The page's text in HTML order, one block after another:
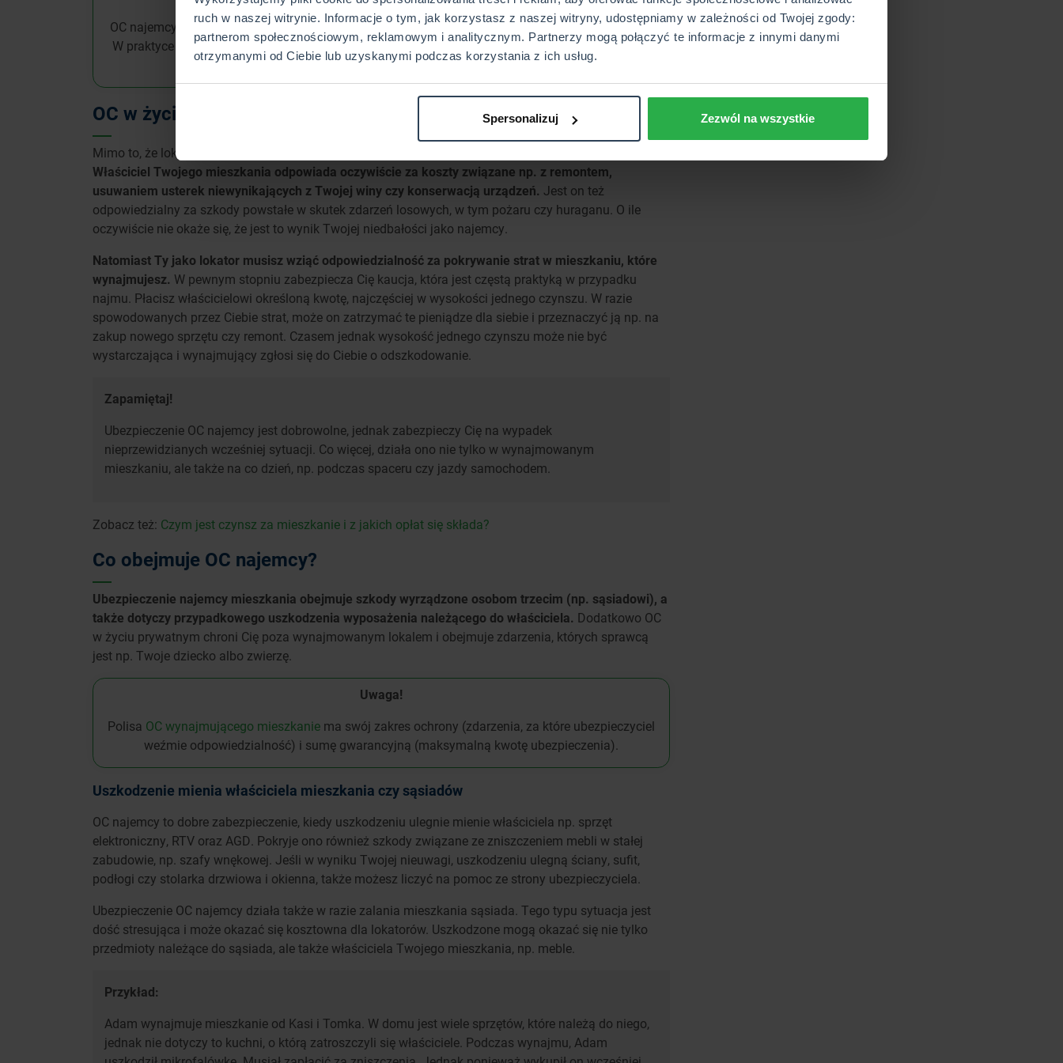
ruch w naszej witrynie. Informacje o tym, jak korzystasz z naszej witryny, udostępniamy w zależności od Twojej zgody:
partnerom społecznościowym, reklamowym i analitycznym. Partnerzy mogą połączyć te informacje z innymi danymi
otrzymanymi od Ciebie lub uzyskanymi podczas korzystania z ich usług.
Spersonalizuj Zezwól na wszystkie
OC najemcy może kupić zarówno osoba wynajmująca mieszkanie, jak i właściciel nieruchomości.
W praktyce właściciele często rozszerzają polisę mieszkaniową o OC najemcy, aby zabezpieczyć
się na wypadek szkód spowodowanych przez lokatorów.
OC w życiu prywatnym dla najemcy – czy warto?
Mimo to, że lokal jest wyłącznie wynajmowany, dobrze jest przygotować się na każdą ewentualność.
Właściciel Twojego mieszkania odpowiada oczywiście za koszty związane np. z remontem,
usuwaniem usterek niewynikających z Twojej winy czy konserwacją urządzeń. Jest on też
odpowiedzialny za szkody powstałe w skutek zdarzeń losowych, w tym pożaru czy huraganu. O ile
oczywiście nie okaże się, że jest to wynik Twojej niedbałości jako najemcy.
Natomiast Ty jako lokator musisz wziąć odpowiedzialność za pokrywanie strat w mieszkaniu, które
wynajmujesz. W pewnym stopniu zabezpiecza Cię kaucja, która jest częstą praktyką w przypadku
najmu. Płacisz właścicielowi określoną kwotę, najczęściej w wysokości jednego czynszu. W razie
spowodowanych przez Ciebie strat, może on zatrzymać te pieniądze dla siebie i przeznaczyć ją np. na
zakup nowego sprzętu czy remont. Czasem jednak wysokość jednego czynszu może nie być
wystarczająca i wynajmujący zgłosi się do Ciebie o odszkodowanie.
Zapamiętaj!
Ubezpieczenie OC najemcy jest dobrowolne, jednak zabezpieczy Cię na wypadek
nieprzewidzianych wcześniej sytuacji. Co więcej, działa ono nie tylko w wynajmowanym
mieszkaniu, ale także na co dzień, np. podczas spaceru czy jazdy samochodem.
Zobacz też: Czym jest czynsz za mieszkanie i z jakich opłat się składa?
Co obejmuje OC najemcy?
Ubezpieczenie najemcy mieszkania obejmuje szkody wyrządzone osobom trzecim (np. sąsiadowi), a
także dotyczy przypadkowego uszkodzenia wyposażenia należącego do właściciela. Dodatkowo OC
w życiu prywatnym chroni Cię poza wynajmowanym lokalem i obejmuje zdarzenia, których sprawcą
jest np. Twoje dziecko albo zwierzę.
Uwaga!
Polisa OC wynajmującego mieszkanie ma swój zakres ochrony (zdarzenia, za które ubezpieczyciel
weźmie odpowiedzialność) i sumę gwarancyjną (maksymalną kwotę ubezpieczenia).
Uszkodzenie mienia właściciela mieszkania czy sąsiadów
OC najemcy to dobre zabezpieczenie, kiedy uszkodzeniu ulegnie mienie właściciela np. sprzęt
elektroniczny, RTV oraz AGD. Pokryje ono również szkody związane ze zniszczeniem mebli w stałej
zabudowie, np. szafy wnękowej. Jeśli w wyniku Twojej nieuwagi, uszkodzeniu ulegną ściany, sufit,
podłogi czy stolarka drzwiowa i okienna, także możesz liczyć na pomoc ze strony ubezpieczyciela.
Ubezpieczenie OC najemcy działa także w razie zalania mieszkania sąsiada. Tego typu sytuacja jest
dość stresująca i może okazać się kosztowna dla lokatorów. Uszkodzone mogą okazać się nie tylko
przedmioty należące do sąsiada, ale także właściciela Twojego mieszkania, np. meble.
Przykład:
Adam wynajmuje mieszkanie od Kasi i Tomka. W domu jest wiele sprzętów, które należą do niego,
jednak nie dotyczy to kuchni, o którą zatroszczyli się właściciele. Podczas wynajmu, Adam